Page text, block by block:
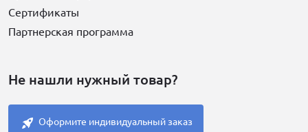
Сертификаты
Партнерская программа
Не нашли нужный товар?
Оформите индивидуальный заказ